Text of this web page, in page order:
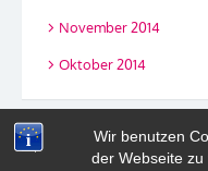
Wir benutzen
der Webseite
November 2014
Oktober 2014